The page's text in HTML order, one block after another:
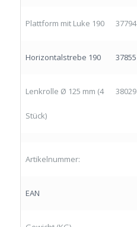
Plattform mit Luke 190 37794
Horizontalstrebe 190 37855
Lenkrolle Ø 125 mm (4
Stück)
38029
Artikelnummer:
EAN